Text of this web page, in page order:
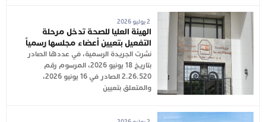
2 يوليو 2026
الهيئة العليا للصحة تدخل مرحلة
التفعيل بتعيين أعضاء مجلسها رسمياً
نشرت الجريدة الرسمية، في عددها الصادر
بتاريخ 18 يونيو 2026، المرسوم رقم
2.26.520 الصادر في 16 يونيو 2026،
والمتعلق بتعيين